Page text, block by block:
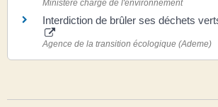
Ministère chargé de l'environnement
Interdiction de brûler ses déchets
Agence de la transition écologique (Ademe)